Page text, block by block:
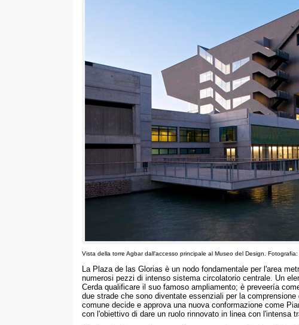
Vista della torre Agbar dall'accesso principale al Museo del Design. Fotografia:
La Plaza de las Glorias è un nodo fondamentale per l'area
numerosi pezzi di intenso sistema circolatorio centrale. Un
Cerda qualificare il suo famoso ampliamento; è preveería
due strade che sono diventate essenziali per la
comune decide e approva una nuova conformazione come
con l'obiettivo di dare un ruolo rinnovato in linea con l'intensa